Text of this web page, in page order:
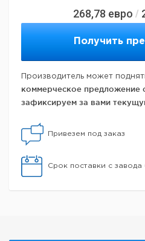
268,78 евро /
Получить
Производитель может
коммерческое предложение
зафиксируем за вами
Привезем под заказ
Срок поставки с завода